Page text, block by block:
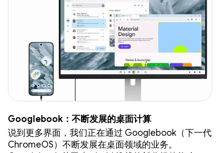
Googlebook：不断发展的桌面计算
说到更多界面，我们正在通过 Googlebook（下一代
ChromeOS）不断发展在桌面领域的业务。